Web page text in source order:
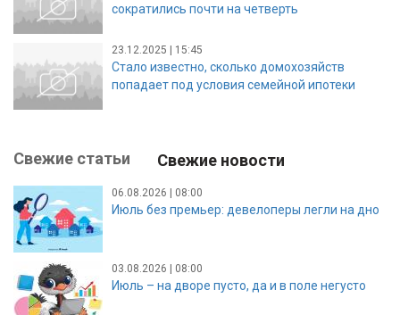
сократились почти на четверть
23.12.2025 | 15:45
Стало известно, сколько домохозяйств
попадает под условия семейной ипотеки
Свежие статьи Свежие новости
06.08.2026 | 08:00
Июль без премьер: девелоперы легли на дно
03.08.2026 | 08:00
Июль – на дворе пусто, да и в поле негусто